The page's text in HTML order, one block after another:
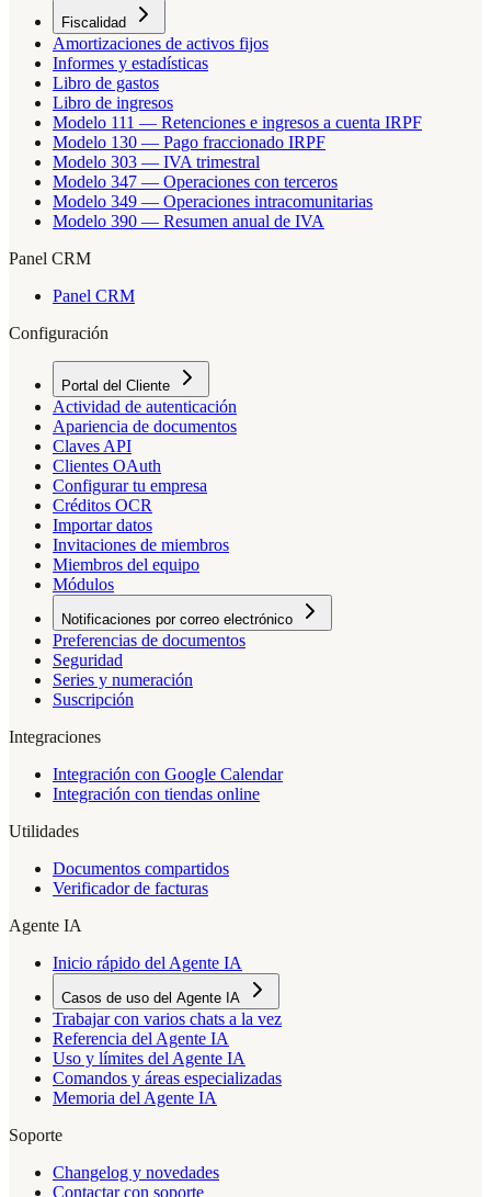
Fiscalidad
Amortizaciones de activos fijos
Informes y estadísticas
Libro de gastos
Libro de ingresos
Modelo 111 — Retenciones e ingresos a cuenta IRPF
Modelo 130 — Pago fraccionado IRPF
Modelo 303 — IVA trimestral
Modelo 347 — Operaciones con terceros
Modelo 349 — Operaciones intracomunitarias
Modelo 390 — Resumen anual de IVA
Panel CRM
Panel CRM
Configuración
Portal del Cliente
Actividad de autenticación
Apariencia de documentos
Claves API
Clientes OAuth
Configurar tu empresa
Créditos OCR
Importar datos
Invitaciones de miembros
Miembros del equipo
Módulos
Notificaciones por correo electrónico
Preferencias de documentos
Seguridad
Series y numeración
Suscripción
Integraciones
Integración con Google Calendar
Integración con tiendas online
Utilidades
Documentos compartidos
Verificador de facturas
Agente IA
Inicio rápido del Agente IA
Casos de uso del Agente IA
Trabajar con varios chats a la vez
Referencia del Agente IA
Uso y límites del Agente IA
Comandos y áreas especializadas
Memoria del Agente IA
Soporte
Changelog y novedades
Contactar con soporte